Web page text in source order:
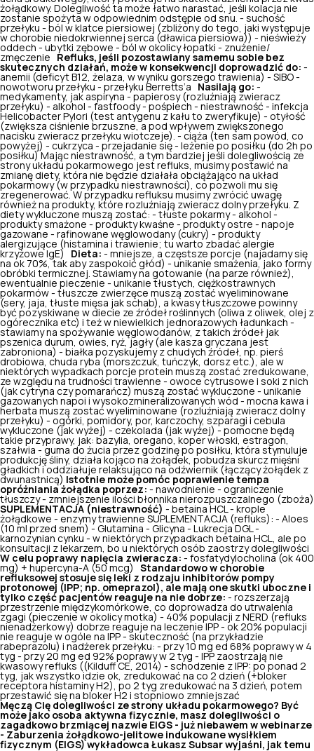
żołądkowy. Dolegliwość ta może łatwo narastać, jeśli kolacja nie
zostanie spożyta w odpowiednim odstępie od snu. - suchość
przełyku - ból w klatce piersiowej (zbliżony do tego, jaki występuje
w chorobie niedokrwiennej serca (dławica piersiowa)) - nieświeży
oddech - ubytki zębowe - ból w okolicy łopatki - znużenie/
zmęczenie Refluks, jeśli pozostawiany samemu sobie bez
skutecznych działań, może w konsekwencji doprowadzić do: -
anemii (deficyt B12 , żelaza, w wyniku gorszego trawienia) - SIBO -
nowotworu przełyku - przełyku Berretts’a Nasilają go: -
medykamenty, jak aspiryna - papierosy (rozluźniają zwieracz
przełyku) - alkohol - fastfoody - pośpiech - niestrawność - infekcja
Helicobacter Pylori (test antygenu z kału to zweryfikuje) - otyłość
(zwiększa ciśnienie brzuszne, a pod wpływem zwiększonego
nacisku zwieracz przełyku wiotczeje). - ciąża (ten sam powód, co
powyżej) - cukrzyca - przejadanie się - leżenie po posiłku (do 2h po
posiłku) Mając niestrawność, a tym bardziej jeśli dolegliwością ze
strony układu pokarmowego jest refluks, musimy postawić na
zmianę diety, która nie będzie działała obciążająco na układ
pokarmowy (w przypadku niestrawności), co pozwoli mu się
zregenerować. W przypadku refluksu musimy zwrócić uwagę
również na produkty, które rozluźniają zwieracz dolny przełyku. Z
diety wykluczone muszą zostać: - tłuste pokarmy - alkohol -
produkty smażone - produkty kwaśne - produkty ostre - napoje
gazowane - rafinowane węglowodany (cukry) - produkty
alergizujące (histamina i trawienie; tu warto zbadać alergie
krzyżowe IgE) Dieta: - mniejsze, a częstsze porcje (najadamy się
na ok 70%, tak aby zaspokoić głód) - unikanie smażenia, jako formy
obróbki termicznej. Stawiamy na gotowanie (na parze również),
ewentualnie pieczenie - unikanie tłustych, ciężkostrawnych
pokarmów - tłuszcze zwierzęce muszą zostać wyeliminowane
(sery, jaja, tłuste mięsa jak schab), a kwasy tłuszczowe powinny
być pozyskiwane w diecie ze źródeł roślinnych (oliwa z oliwek, olej z
ogórecznika etc) i też w niewielkich jednorazowych ładunkach -
stawiamy na spożywanie węglowodanów, z takich źródeł jak
pszenica durum, owies, ryż, jagły (ale kasza gryczana jest
zabroniona) - białka pozyskujemy z chudych źródeł, np. pierś
drobiowa, chuda ryba (morszczuk, tuńczyk, dorsz etc.), ale w
niektórych wypadkach porcje protein muszą zostać zredukowane,
ze względu na trudności trawienne - owoce cytrusowe i soki z nich
(jak cytryna czy pomarańcz) muszą zostać wykluczone - unikanie
gazowanych napoi i wysokozmineralizowanych wód - mocna kawa i
herbata muszą zostać wyeliminowane (rozluźniają zwieracz dolny
przełyku) - ogórki, pomidory, por, karczochy, szparagi i cebula
wykluczone (jak wyżej) - czekolada (jak wyżej) - pomocne będą
takie przyprawy, jak: bazylia, oregano, koper włoski, estragon,
szałwia - guma do żucia przez godzinę po posiłku, która stymuluje
produkcję śliny, działa kojąco na żołądek, pobudza skurcz mięśni
gładkich i oddziałuje relaksująco na odźwiernik (łączący żołądek z
dwunastnicą) Istotnie może pomóc poprawienie tempa
opróżniania żołądka poprzez: - nawodnienie - ograniczenie
tłuszczy - zmniejszenie ilości błonnika nierozpuszczalnego (zboża)
SUPLEMENTACJA (niestrawność) - betaina HCL - krople
żołądkowe - enzymy trawienne SUPLEMENTACJA (refluks): - Aloes
(10 ml przed snem) - Glutamina - Glicyna - Lukrecja DGL -
karnozynian cynku - w niektórych przypadkach betaina HCL, ale po
konsultacji z lekarzem, bo u niektórych osób zaostrzy dolegliwości
W celu poprawy napięcia zwieracza: - fosfatydylocholina (ok 400
mg) + hupercyna-A (50 mcg) Standardowo w chorobie
refluksowej stosuje się leki z rodzaju inhibitorów pompy
protonowej (IPP; np. omeprazol), ale mają one skutki uboczne i
tylko część pacjentów reaguje na nie dobrze: - rozszerzają
przestrzenie międzykomórkowe, co doprowadza do utrwalenia
zgagi (pieczenie w okolicy motka) - 40% populacji z NERD (refluks
nienadżerkowy) dobrze reaguje na leczenie IPP - ok 20% populacji
nie reaguje w ogóle na IPP - skuteczność (na przykładzie
rabeprazolu) i nadżerek przełyku: - przy 10 mg ed 68% poprawy w 4
tyg - przy 20 mg ed 92% poprawy w 2 tyg - IPP zaostrzają nie
kwasowy refluks ((Kilduff CE, 2014) - schodzenie z IPP: po ponad 2
tyg, jak wszystko idzie ok, zredukować na co 2 dzień (+bloker
receptora histaminy H2), po 2 tyg zredukować na 3 dzień, potem
przestawić się na bloker H2 i stopniowo zmniejszać
Męczą Cię dolegliwości ze strony układu pokarmowego? Być
może jako osoba aktywna fizycznie, masz dolegliwości o
zagadkowo brzmiącej nazwie EIGS - już niebawem w webinarze
- Zaburzenia żołądkowo-jelitowe indukowane wysiłkiem
fizycznym (EIGS) wykładowca Łukasz Subsar wyjaśni, jak temu